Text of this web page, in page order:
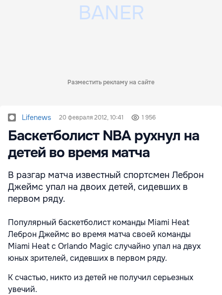
Разместить рекламу на сайте
Lifenews 20 февраля 2012, 10:41 1 956
Баскетболист NBA рухнул на
детей во время матча
В разгар матча известный спортсмен Леброн
Джеймс упал на двоих детей, сидевших в
первом ряду.
Популярный баскетболист команды Miami Heat
Леброн Джеймс во время матча своей команды
Miami Heat с Orlando Magic случайно упал на двух
юных зрителей, сидевших в первом ряду.
К счастью, никто из детей не получил серьезных
увечий.